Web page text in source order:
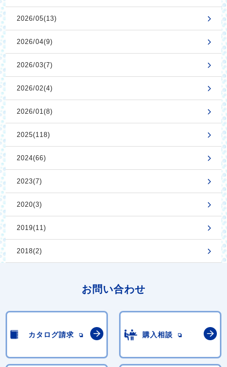
2026/05(13)
2026/04(9)
2026/03(7)
2026/02(4)
2026/01(8)
2025(118)
2024(66)
2023(7)
2020(3)
2019(11)
2018(2)
お問い合わせ
カタログ請求 購入相談